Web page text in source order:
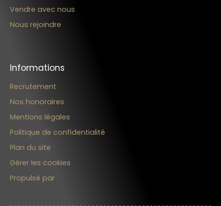
Vendre avec nous
Nous rejoindre
Informations
Recrutement
Nos honoraires
Mentions légales
Politique de confidentialité
Plan du site
Gérer les cookies
Propulsé par